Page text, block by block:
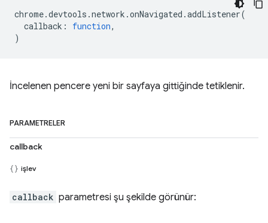
chrome.devtools .network .onNavigated .addListener(
callback : function,
)
İncelenen pencere yeni bir sayfaya gittiğinde tetiklenir.
PARAMETRELER
callback
işlev
callback parametresi şu şekilde görünür: